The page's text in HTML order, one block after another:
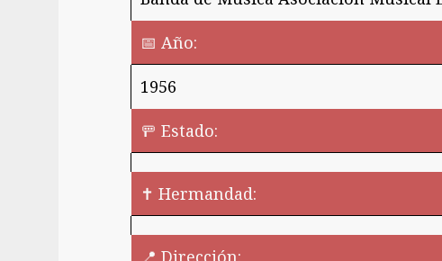
📅 Año:
1956
🚥 Estado:
✝️ Hermandad:
📍 Dirección: